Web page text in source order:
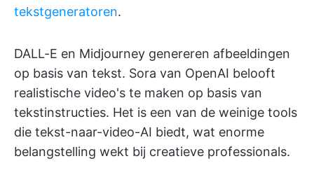
tekstgeneratoren.
DALL-E en Midjourney genereren afbeeldingen
op basis van tekst. Sora van OpenAI belooft
realistische video's te maken op basis van
tekstinstructies. Het is een van de weinige tools
die tekst-naar-video-AI biedt, wat enorme
belangstelling wekt bij creatieve professionals.